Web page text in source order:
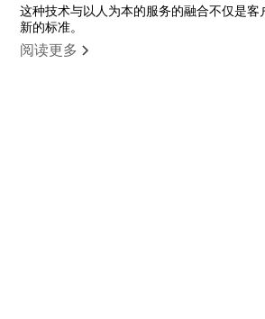
这种技术与以人为本的服务的融合不仅是客
新的标准。
阅读更多